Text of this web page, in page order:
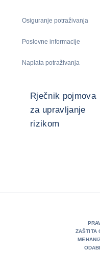
Osiguranje potraživanja
Poslovne informacije
Naplata potraživanja
Rječnik pojmova
za upravljanje
rizikom
ZAŠTITA